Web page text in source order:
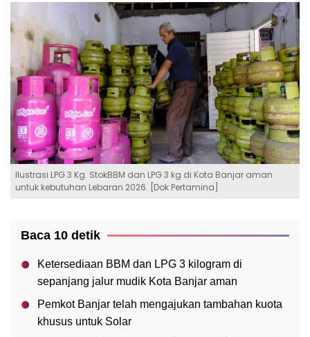
Ilustrasi LPG 3 Kg. StokBBM dan LPG 3 kg di Kota Banjar aman
untuk kebutuhan Lebaran 2026. [Dok Pertamina]
Baca 10 detik
Ketersediaan BBM dan LPG 3 kilogram di
sepanjang jalur mudik Kota Banjar aman
Pemkot Banjar telah mengajukan tambahan kuota
khusus untuk Solar